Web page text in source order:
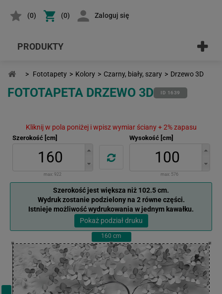
(0) (0) Zaloguj się
PRODUKTY
> Fototapety > Kolory > Czarny, biały, szary > Drzewo 3D
FOTOTAPETA DRZEWO 3D ID 1639
Kliknij w pola poniżej i wpisz wymiar ściany + 2% zapasu
Szerokość [cm]
max: 922
Wysokość [cm]
max: 576
Szerokość jest większa niż 102.5 cm.
Wydruk zostanie podzielony na 2 równe części.
Istnieje możliwość wydrukowania w jednym kawałku.
Pokaż podział druku
160 cm